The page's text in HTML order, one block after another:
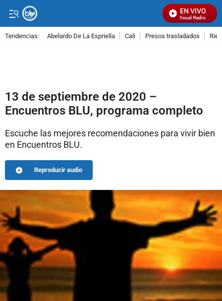
EN VIVO
Señal Visual Radio
Tendencias: Abelardo De La Espriella Cali Presos trasladados
13 de septiembre de 2020 –
Encuentros BLU, programa completo
Escuche las mejores recomendaciones para vivir bien
en Encuentros BLU.
Reproducir audio